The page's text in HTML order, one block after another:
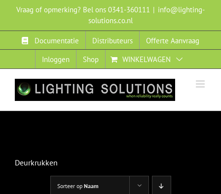
Vraag of opmerking? Bel ons 0341-360111 | info@lighting-
solutions.co.nl
Documentatie Distributeurs
Offerte Aanvraag
Inloggen
Shop WINKELWAGEN
Deurkrukken
Sorteer op Naam